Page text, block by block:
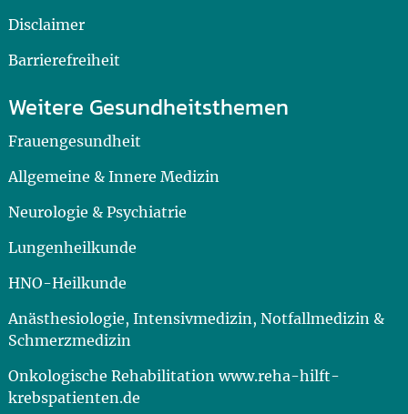
Disclaimer
Barrierefreiheit
Weitere Gesundheitsthemen
Frauengesundheit
Allgemeine & Innere Medizin
Neurologie & Psychiatrie
Lungenheilkunde
HNO-Heilkunde
Anästhesiologie, Intensivmedizin, Notfallmedizin &
Schmerzmedizin
Onkologische Rehabilitation www.reha-hilft-
krebspatienten.de